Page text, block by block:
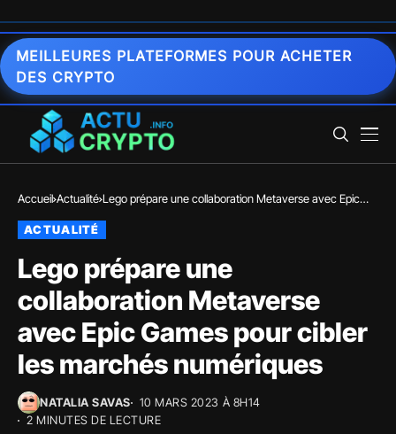
MEILLEURES PLATEFORMES POUR ACHETER
DES CRYPTO
Accueil Actualité Lego prépare une collaboration Metaverse avec Epic
ACTUALITÉ
Lego prépare une
collaboration Metaverse
avec Epic Games pour cibler
les marchés numériques
NATALIA SAVAS
10 MARS 2023 À 8H14
2 MINUTES DE LECTURE